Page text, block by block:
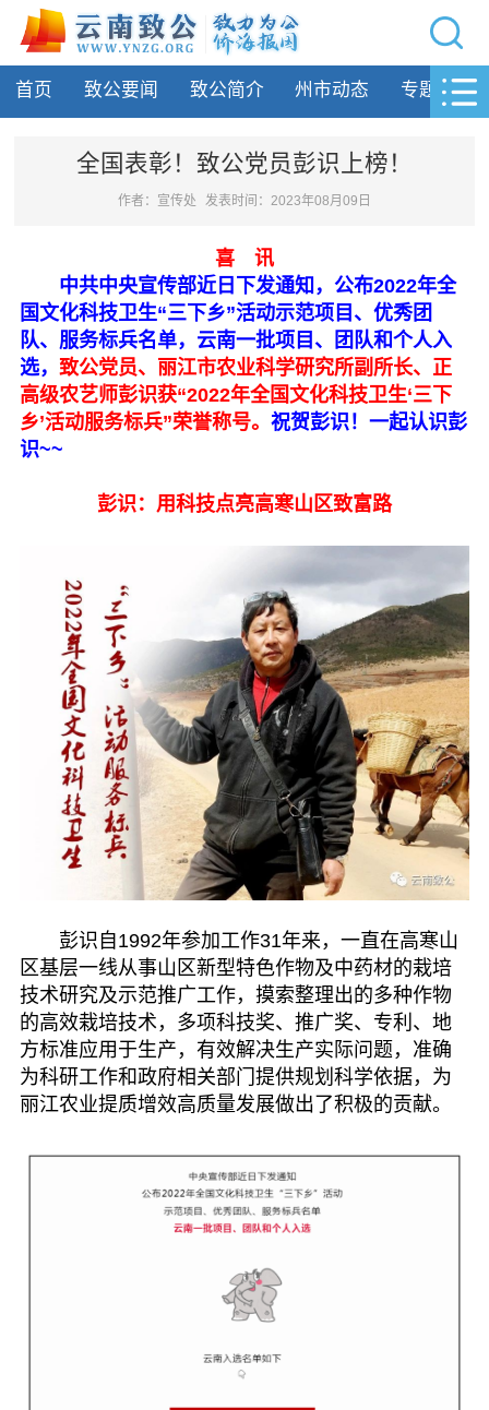
网站导航
首页
致公要闻
致公简介
州市动态
专题活动
履行职责
自身建设
专委会
电子杂志
图片欣赏
视频中心
联系我们
媒体报道
脱贫攻坚
侨海动态
七彩云南
首页 致公要闻 致公简介 州市动态 专题活动
全国表彰！致公党员彭识上榜！
作者：宣传处 发表时间：2023年08月09日
喜 讯
中共中央宣传部近日下发通知，公布2022年全
国文化科技卫生“三下乡”活动示范项目、优秀团
队、服务标兵名单，云南一批项目、团队和个人入
选， 致公党员、丽江市农业科学研究所副所长、正
高级农艺师彭识获“2022年全国文化科技卫生‘三下
乡’活动服务标兵”荣誉称号。 祝贺彭识！一起认识彭
识~~
彭识：用科技点亮高寒山区致富路
彭识自1992年参加工作31年来，一直在高寒山
区基层一线从事山区新型特色作物及中药材的栽培
技术研究及示范推广工作，摸索整理出的多种作物
的高效栽培技术，多项科技奖、推广奖、专利、地
方标准应用于生产，有效解决生产实际问题，准确
为科研工作和政府相关部门提供规划科学依据，为
丽江农业提质增效高质量发展做出了积极的贡献。